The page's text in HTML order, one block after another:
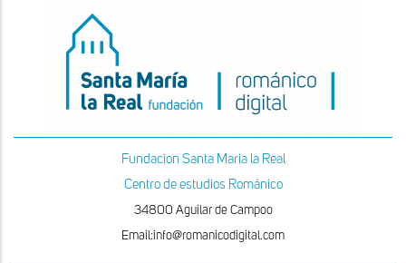
Fundacion Santa Maria la Real
Centro de estudios Románico
34800 Aguilar de Campoo
Email:info@romanicodigital.com